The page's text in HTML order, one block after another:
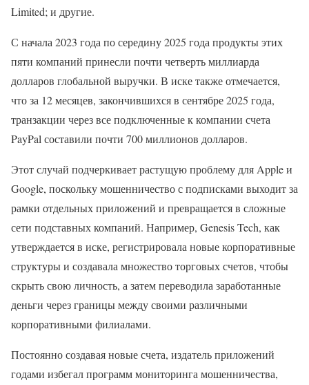
Limited; и другие.
С начала 2023 года по середину 2025 года продукты этих
пяти компаний принесли почти четверть миллиарда
долларов глобальной выручки. В иске также отмечается,
что за 12 месяцев, закончившихся в сентябре 2025 года,
транзакции через все подключенные к компании счета
PayPal составили почти 700 миллионов долларов.
Этот случай подчеркивает растущую проблему для Apple и
Google, поскольку мошенничество с подписками выходит за
рамки отдельных приложений и превращается в сложные
сети подставных компаний. Например, Genesis Tech, как
утверждается в иске, регистрировала новые корпоративные
структуры и создавала множество торговых счетов, чтобы
скрыть свою личность, а затем переводила заработанные
деньги через границы между своими различными
корпоративными филиалами.
Постоянно создавая новые счета, издатель приложений
годами избегал программ мониторинга мошенничества,